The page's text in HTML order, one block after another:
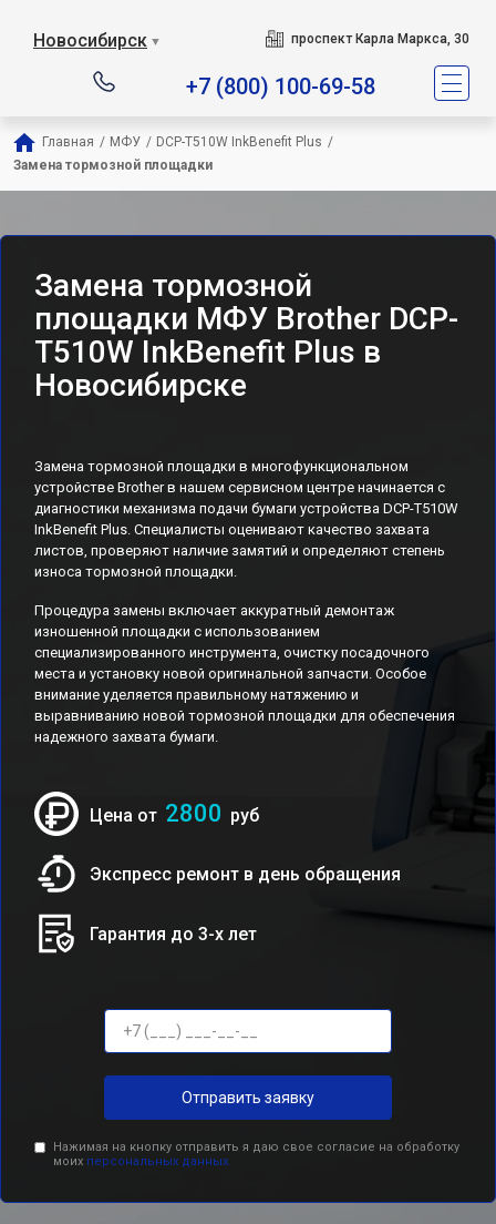
Новосибирск ▼ проспект Карла Маркса, 30
+7 (800) 100-69-58
Главная / МФУ / DCP-T510W InkBenefit Plus /
Замена тормозной площадки
Замена тормозной
площадки МФУ Brother DCP-
T510W InkBenefit Plus в
Новосибирске
Замена тормозной площадки в многофункциональном
устройстве Brother в нашем сервисном центре начинается с
диагностики механизма подачи бумаги устройства DCP-T510W
InkBenefit Plus. Специалисты оценивают качество захвата
листов, проверяют наличие замятий и определяют степень
износа тормозной площадки.
Процедура замены включает аккуратный демонтаж
изношенной площадки с использованием
специализированного инструмента, очистку посадочного
места и установку новой оригинальной запчасти. Особое
внимание уделяется правильному натяжению и
выравниванию новой тормозной площадки для обеспечения
надежного захвата бумаги.
Цена от 2800 руб
Экспресс ремонт в день обращения
Гарантия до 3-х лет
Отправить заявку
Нажимая на кнопку отправить я даю свое согласие на обработку
моих персональных данных.